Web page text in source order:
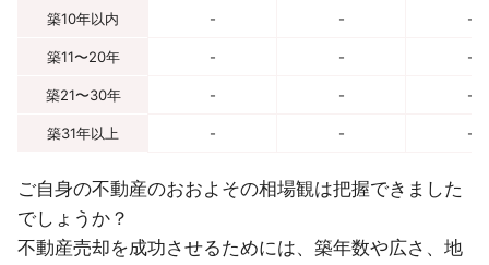
築10年以内 - - -
築11〜20年 - - -
築21〜30年 - - -
築31年以上 - - -
ご自身の不動産のおおよその相場観は把握できました
でしょうか？
不動産売却を成功させるためには、築年数や広さ、地